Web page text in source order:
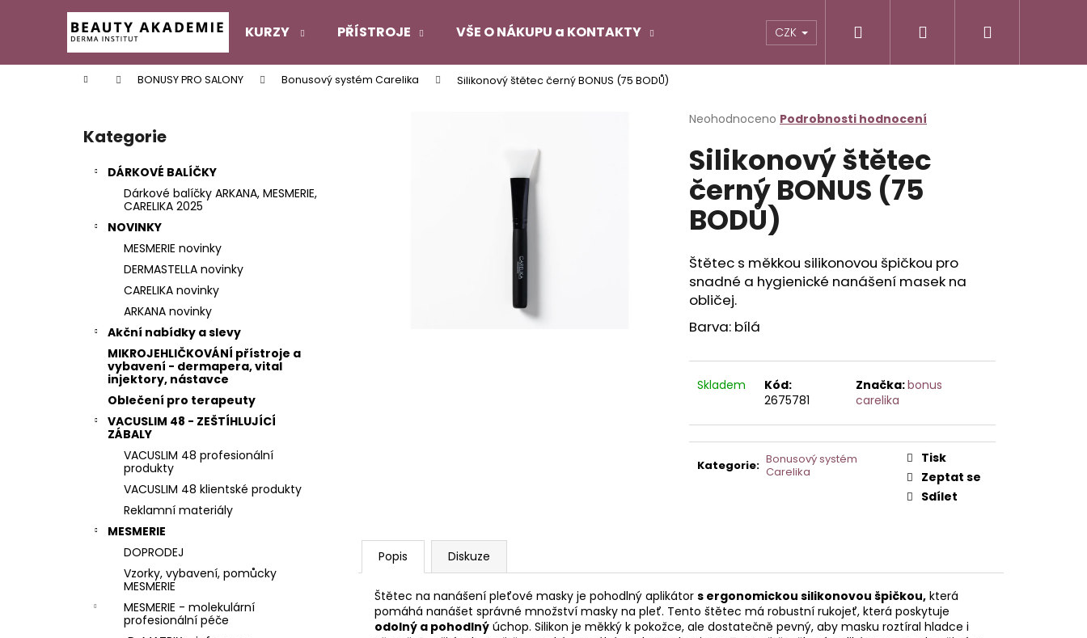
KURZY PŘÍSTROJE VŠE O NÁKUPU a KONTAKTY CZK Přihlášení
Domů BONUSY PRO SALONY Bonusový systém Carelika Silikonový štětec černý BONUS (75 BODŮ)
Přeskočit
kategorie
Kategorie
DÁRKOVÉ BALÍČKY
Dárkové balíčky ARKANA, MESMERIE,
CARELIKA 2025
NOVINKY
MESMERIE novinky
DERMASTELLA novinky
CARELIKA novinky
ARKANA novinky
Akční nabídky a slevy
MIKROJEHLIČKOVÁNÍ přístroje a
vybavení - dermapera, vital
injektory, nástavce
Oblečení pro terapeuty
VACUSLIM 48 - ZEŠTÍHLUJÍCÍ
ZÁBALY
VACUSLIM 48 profesionální
produkty
VACUSLIM 48 klientské produkty
Reklamní materiály
MESMERIE
DOPRODEJ
Vzorky, vybavení, pomůcky
MESMERIE
MESMERIE - molekulární
profesionální péče
Průměrné
produktu
je
0,0
z
5
hvězdiček.
Neohodnoceno Podrobnosti hodnocení
Silikonový štětec
černý BONUS (75
BODŮ)
Štětec s měkkou silikonovou špičkou pro
snadné a hygienické nanášení masek na
obličej.
Barva: bílá
Skladem
Kód:
2675781
Značka:bonus
carelika
Kategorie: Bonusový systém
Carelika
Tisk
Zeptat se
Sdílet
Popis Diskuze
Štětec na nanášení pleťové masky je pohodlný aplikátor s ergonomickou silikonovou špičkou, která
pomáhá nanášet správné množství masky na pleť. Tento štětec má robustní rukojeť, která poskytuje
odolný a pohodlný úchop. Silikon je měkký k pokožce, ale dostatečně pevný, aby masku roztíral hladce i
í
Zpět
do
Zpět
do
Co potřebujete najít?
Doporučujeme
STERILNÍ NÁSTAVCE PRO DERMAPERO
DERMALIGHTPEN A DERMAQUATRO 36
JEHLIČEK
STERILNÍ NÁSTAVCE PRO DERMAPERO
DERMALIGHT A DERMAQUATRO NANO
NÁSTAVCE/BBGLOW